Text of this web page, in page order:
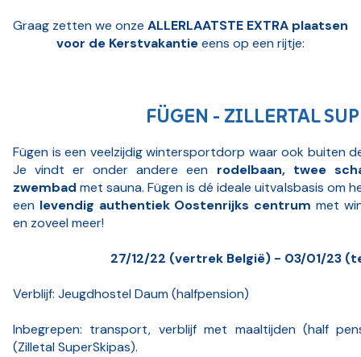
Graag zetten we onze ALLERLAATSTE EXTRA plaatsen
voor de Kerstvakantieeens op een rijtje:
FÜGEN - ZILLERTAL
Fügen is een veelzijdig wintersportdorp waar ook buiten
Je vindt er onder andere een rodelbaan, twee
zwembad met sauna. Fügen is dé ideale uitvalsbasis om
een levendig authentiek Oostenrijks centrum met
en zoveel meer!
27/12/22 (vertrek België) - 03/01/23
Verblijf: Jeugdhostel Daum (halfpension)
Inbegrepen: transport, verblijf met maaltijden (half
(Zilletal SuperSkipas).